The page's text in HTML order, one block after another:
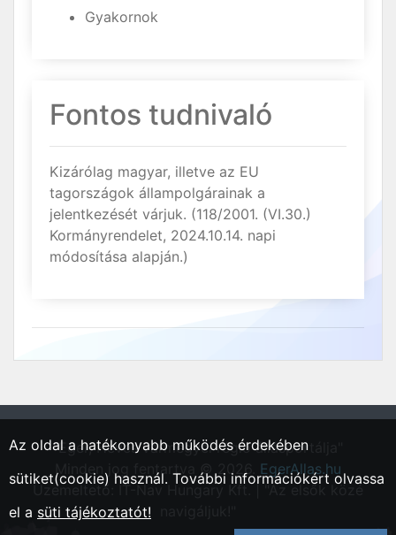
Gyakornok
Fontos tudnivaló
Kizárólag magyar, illetve az EU
tagországok állampolgárainak a
jelentkezését várjuk. (118/2001. (VI.30.)
Kormányrendelet, 2024.10.14. napi
módosítása alapján.)
"Eger, Heves vármegyei régió állásportálja"
Minden jog fentartva © 2026. EgerAllas.hu
Üzemeltető: IT-Nav Hungary Kft. | "Az elsők közé
Az oldal a hatékonyabb működés érdekében
sütiket(cookie) használ. További információkért olvassa
el a süti tájékoztatót!